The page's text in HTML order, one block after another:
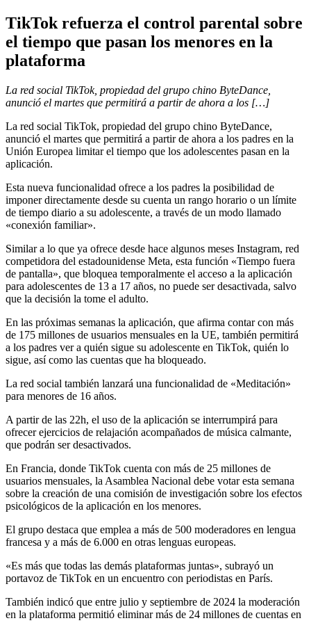
TikTok refuerza el control parental sobre
el tiempo que pasan los menores en la
plataforma
La red social TikTok, propiedad del grupo chino ByteDance,
anunció el martes que permitirá a partir de ahora a los […]
La red social TikTok, propiedad del grupo chino ByteDance,
anunció el martes que permitirá a partir de ahora a los padres en la
Unión Europea limitar el tiempo que los adolescentes pasan en la
aplicación.
Esta nueva funcionalidad ofrece a los padres la posibilidad de
imponer directamente desde su cuenta un rango horario o un límite
de tiempo diario a su adolescente, a través de un modo llamado
«conexión familiar».
Similar a lo que ya ofrece desde hace algunos meses Instagram, red
competidora del estadounidense Meta, esta función «Tiempo fuera
de pantalla», que bloquea temporalmente el acceso a la aplicación
para adolescentes de 13 a 17 años, no puede ser desactivada, salvo
que la decisión la tome el adulto.
En las próximas semanas la aplicación, que afirma contar con más
de 175 millones de usuarios mensuales en la UE, también permitirá
a los padres ver a quién sigue su adolescente en TikTok, quién lo
sigue, así como las cuentas que ha bloqueado.
La red social también lanzará una funcionalidad de «Meditación»
para menores de 16 años.
A partir de las 22h, el uso de la aplicación se interrumpirá para
ofrecer ejercicios de relajación acompañados de música calmante,
que podrán ser desactivados.
En Francia, donde TikTok cuenta con más de 25 millones de
usuarios mensuales, la Asamblea Nacional debe votar esta semana
sobre la creación de una comisión de investigación sobre los efectos
psicológicos de la aplicación en los menores.
El grupo destaca que emplea a más de 500 moderadores en lengua
francesa y a más de 6.000 en otras lenguas europeas.
«Es más que todas las demás plataformas juntas», subrayó un
portavoz de TikTok en un encuentro con periodistas en París.
También indicó que entre julio y septiembre de 2024 la moderación
en la plataforma permitió eliminar más de 24 millones de cuentas en